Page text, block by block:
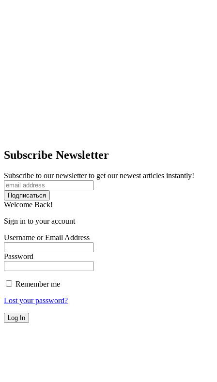
Subscribe Newsletter
Subscribe to our newsletter to get our newest articles instantly!
Welcome Back!
Sign in to your account
Username or Email Address
Password
Remember me
Lost your password?